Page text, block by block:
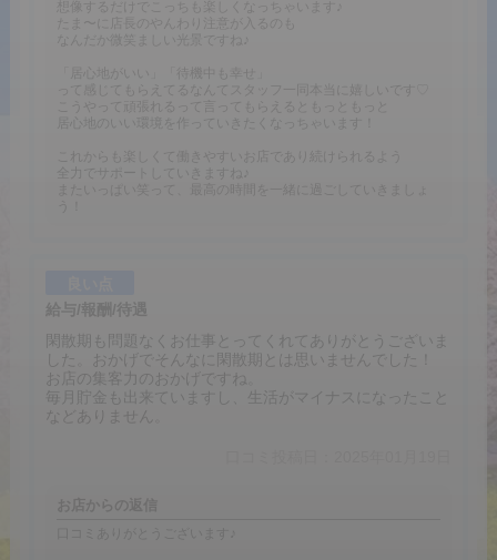
給与/報酬/待遇
閑散期も問題なくお仕事とってくれてありがとうございま
した。おかげでそんなに閑散期とは思いませんでした！
お店の集客力のおかげですね。
毎月貯金も出来ていますし、生活がマイナスになったこと
などありません。